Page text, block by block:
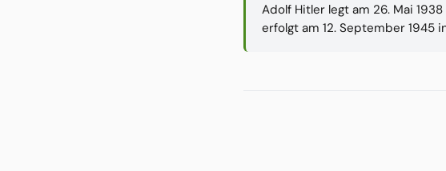
Adolf Hitler legt am 26. Mai
erfolgt am 12. September 1945